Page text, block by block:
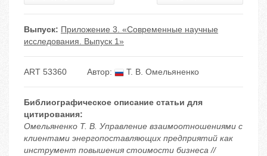
Выпуск: Приложение 3. «Современные научные
исследования. Выпуск 1»
ART 53360 Автор: Т. В. Омельяненко
Библиографическое описание статьи для
цитирования:
Омельяненко Т. В. Управление взаимоотношениями с
клиентами энергопоставляющих предприятий как
инструмент повышения стоимости бизнеса //